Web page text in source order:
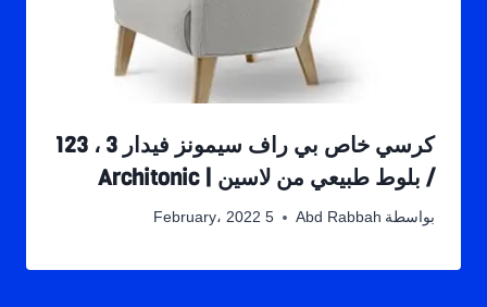
كرسي خاص بي راف سيمونز فيدار 3 ، 123
/ بلوط طبيعي من لاسين | Architonic
بواسطة Abd Rabbah 5 February، 2022